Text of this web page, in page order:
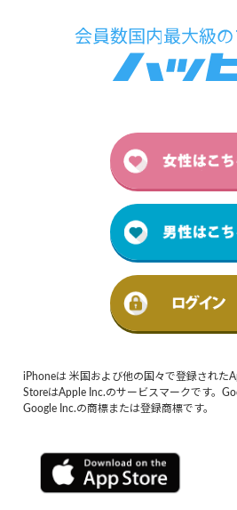
iPhoneは 米国および他の国々で登録された
StoreはApple Inc.のサービスマークです。
Google Inc.の商標または登録商標です。